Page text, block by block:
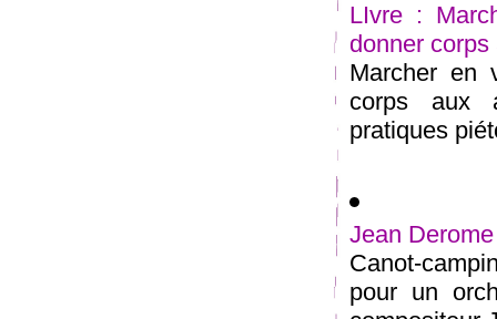
LIvre :
donner
Marcher en
corps aux
pratiques
Jean
Canot-
pour un